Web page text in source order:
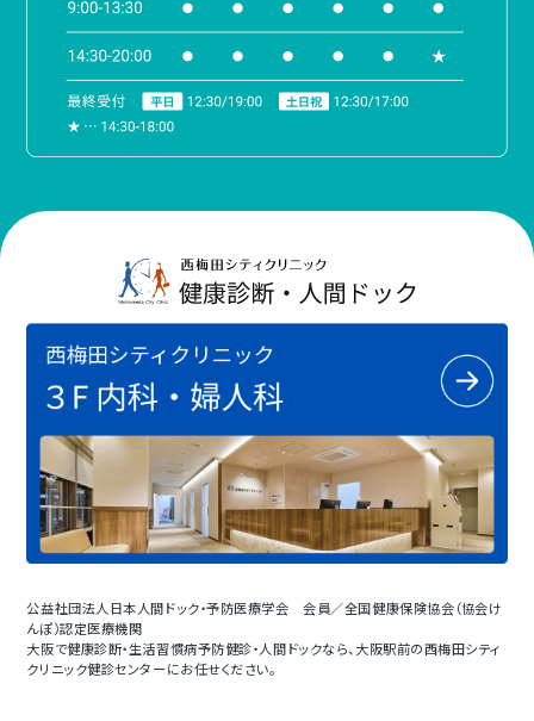
公益社団法人日本人間ドック・予防医療学会 会員／全国健康保険協会（協会け
んぽ）認定医療機関
大阪で健康診断・生活習慣病予防健診・人間ドックなら、大阪駅前の西梅田シティ
クリニック健診センターにお任せください。